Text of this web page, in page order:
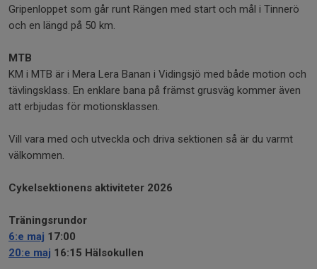
Gripenloppet som går runt Rängen med start och mål i Tinnerö
och en längd på 50 km.
MTB
KM i MTB är i Mera Lera Banan i Vidingsjö med både motion och
tävlingsklass. En enklare bana på främst grusväg kommer även
att erbjudas för motionsklassen.
Vill vara med och utveckla och driva sektionen så är du varmt
välkommen.
Cykelsektionens aktiviteter 2026
Träningsrundor
6:e maj 17:00
20:e maj 16:15 Hälsokullen